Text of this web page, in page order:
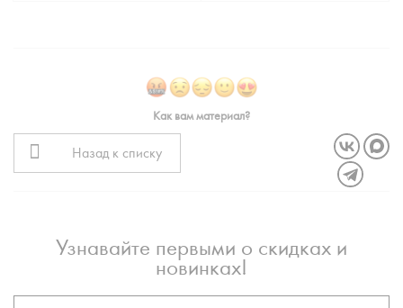
Как вам материал?
Назад к списку
Узнавайте первыми о скидках и
новинках!